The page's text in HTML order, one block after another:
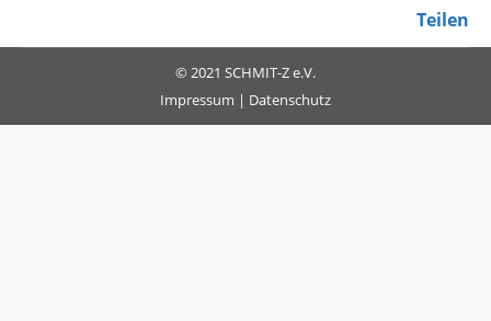
Teilen
© 2021 SCHMIT-Z e.V.
Impressum | Datenschutz